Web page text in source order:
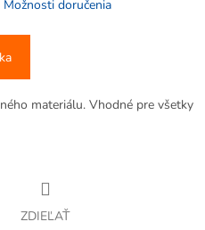
Možnosti doručenia
materiálu. Vhodné pre všetky
ZDIEĽAŤ